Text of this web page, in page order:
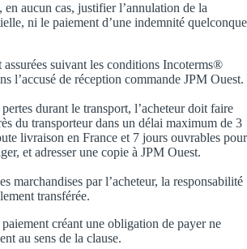
en aucun cas, justifier l’annulation de la
ni le paiement d’une indemnité quelconque
assurées suivant les conditions Incoterms®
l’accusé de réception commande JPM Ouest.
durant le transport, l’acheteur doit faire
du transporteur dans un délai maximum de 3
livraison en France et 7 jours ouvrables pour
et adresser une copie à JPM Ouest.
marchandises par l’acheteur, la responsabilité
transférée.
créant une obligation de payer ne
au sens de la clause.